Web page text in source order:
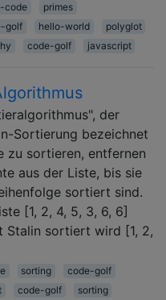
code
primes
golf hello-world
polyglot
code-golf javascript
der
Sortierung bezeichnet
zu sortieren, entfernen
aus der Liste, bis sie
sortiert sind.
[1, 2, 4, 5, 3, 6, 6]
Stalin sortiert wird [1, 2,
sorting
code-golf
code-golf
sorting